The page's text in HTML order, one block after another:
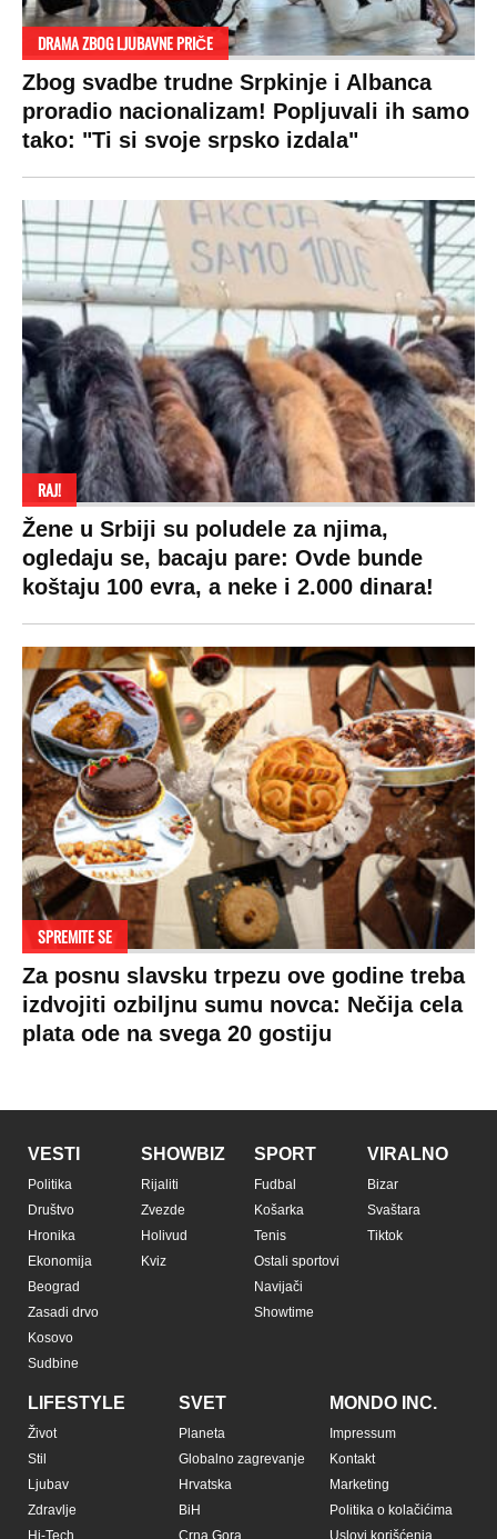
DRAMA ZBOG LJUBAVNE PRIČE
Zbog svadbe trudne Srpkinje i Albanca
proradio nacionalizam! Popljuvali ih samo
tako: "Ti si svoje srpsko izdala"
RAJ!
Žene u Srbiji su poludele za njima,
ogledaju se, bacaju pare: Ovde bunde
koštaju 100 evra, a neke i 2.000 dinara!
SPREMITE SE
Za posnu slavsku trpezu ove godine treba
izdvojiti ozbiljnu sumu novca: Nečija cela
plata ode na svega 20 gostiju
VESTI
Politika
Društvo
Hronika
Ekonomija
Beograd
Zasadi drvo
Kosovo
Sudbine
SHOWBIZ
Rijaliti
Zvezde
Holivud
Kviz
SPORT
Fudbal
Košarka
Tenis
Ostali sportovi
Navijači
Showtime
VIRALNO
Bizar
Svaštara
Tiktok
LIFESTYLE
Život
Stil
Ljubav
Zdravlje
Hi-Tech
SVET
Planeta
Globalno zagrevanje
Hrvatska
BiH
Crna Gora
MONDO INC.
Impressum
Kontakt
Marketing
Politika o kolačićima
Uslovi korišćenja